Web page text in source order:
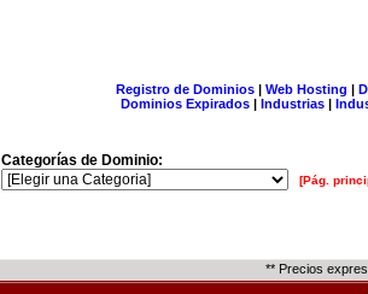
Registro de Dominios| Web Hosting |
Dominios Expirados | Industrias |
Categorías de Dominio:
[Pág.
** Precios